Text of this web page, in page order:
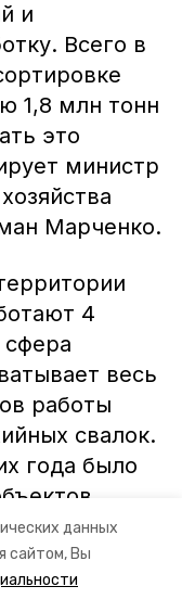
данных
сайтом, Вы
и
Всего в
1,8 млн тонн
это
министр
Марченко.
4
сфера
весь
работы
свалок.
года было